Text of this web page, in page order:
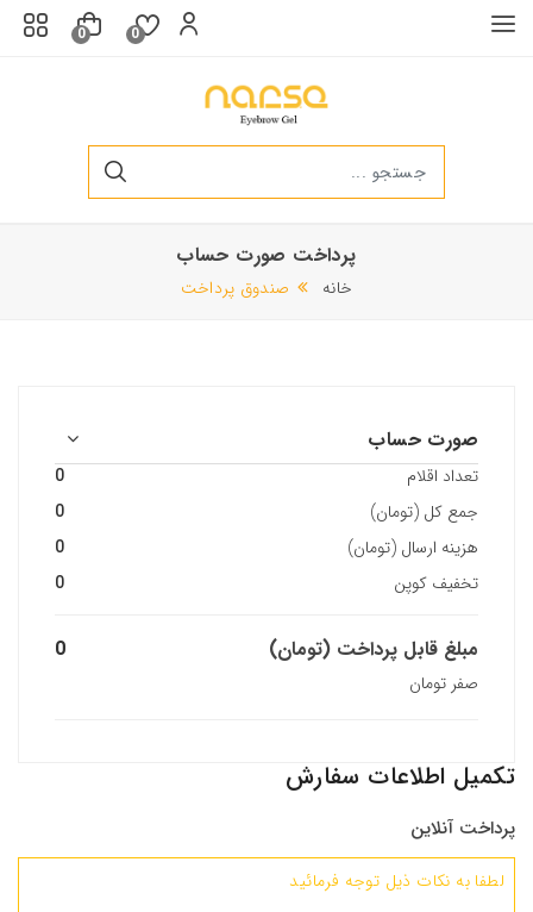
0
0
پرداخت صورت حساب
خانه صندوق پرداخت
صورت حساب
تعداد اقلام
0
جمع کل (تومان)
0
هزینه ارسال (تومان)
0
تخفیف کوپن
0
مبلغ قابل پرداخت (تومان) 0
صفر تومان
تکمیل اطلاعات سفارش
پرداخت آنلاین
لطفا به نکات ذیل توجه فرمائید
230,000 تومان
سرم ابرو و مژه
340,000 تومان
230,000 تومان